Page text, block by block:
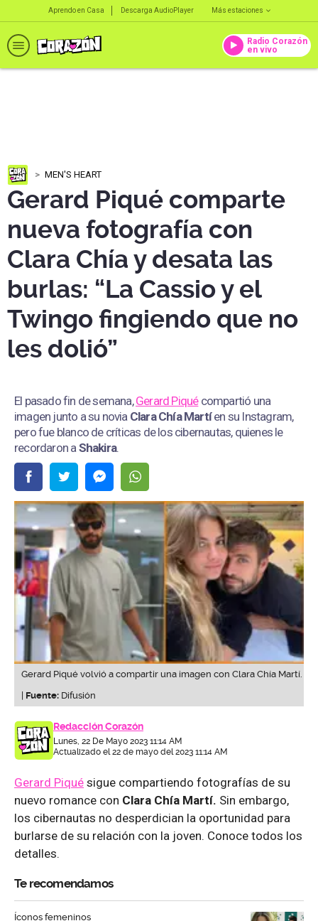
Aprendo en Casa Descarga AudioPlayer Más estaciones
Radio Corazón
en vivo
MEN'S HEART
Gerard Piqué comparte
nueva fotografía con
Clara Chía y desata las
burlas: “La Cassio y el
Twingo fingiendo que no
les dolió”
El pasado fin de semana,Gerard Piquécompartió una
imagen junto a su novia Clara Chía Martíen su Instagram,
pero fue blanco de críticas de los cibernautas, quienes le
recordaron a Shakira.
Gerard Piqué volvió a compartir una imagen con Clara Chía Martí.
Fuente: Difusión
Redacción Corazón
Lunes, 22 De Mayo 2023 11:14 AM
Actualizado el 22 de mayo del 2023 11:14 AM
Gerard Piqué sigue compartiendo fotografías de su
nuevo romance con Clara Chía Martí. Sin embargo,
los cibernautas no desperdician la oportunidad para
burlarse de su relación con la joven. Conoce todos los
detalles.
Te recomendamos
Íconos femeninos